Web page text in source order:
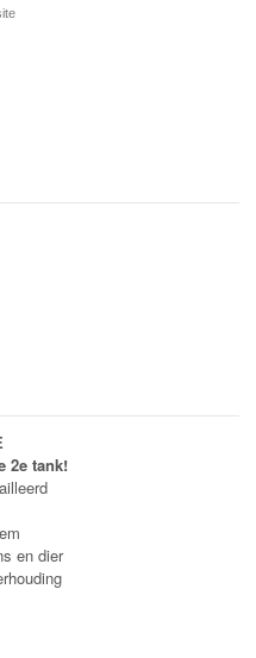
2e tank!
en dier